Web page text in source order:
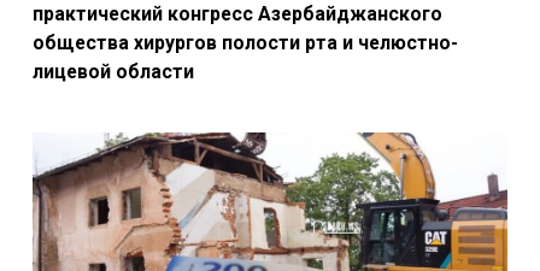
практический конгресс Азербайджанского
общества хирургов полости рта и челюстно-
лицевой области